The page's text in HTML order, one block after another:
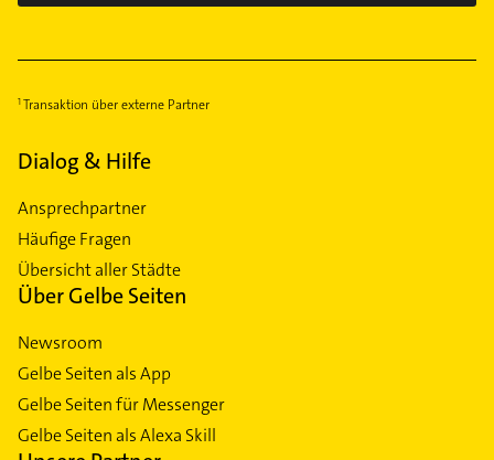
Transaktion über externe Partner
Dialog & Hilfe
Ansprechpartner
Häufige Fragen
Übersicht aller Städte
Über Gelbe Seiten
Newsroom
Gelbe Seiten als App
Gelbe Seiten für Messenger
Gelbe Seiten als Alexa Skill